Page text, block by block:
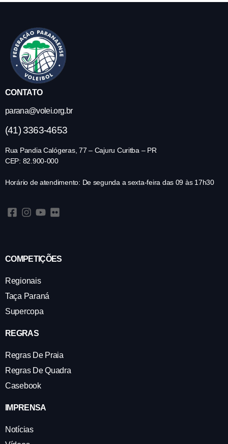
CONTATO
parana@volei.org.br
(41) 3363-4653
Rua Pandia Calógeras, 77 – Cajuru Curitba – PR
CEP: 82.900-000
Horário de atendimento: De segunda a sexta-feira das 09 às 17h30
COMPETIÇÕES
Regionais
Taça Paraná
Supercopa
REGRAS
Regras De Praia
Regras De Quadra
Casebook
IMPRENSA
Notícias